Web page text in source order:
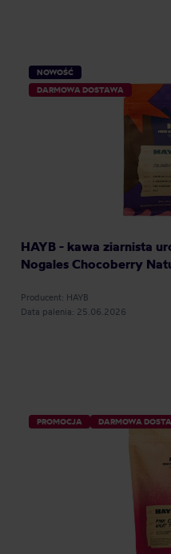
NOWOŚĆ
DARMOWA DOSTAWA
HAYB - kawa ziarnista
Nogales Chocoberry
Producent: HAYB
Data palenia: 25.06.2026
PROMOCJA DARMOWA